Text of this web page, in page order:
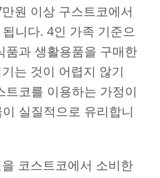
원 이상 구스트코에서
니다. 4인 가족 기준으
품과 생활용품을 구매한
는 것이 어렵지 않기
코를 이용하는 가정이
실질적으로 유리합니
코스트코에서 소비한